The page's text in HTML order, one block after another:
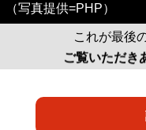
（写真提供=PHP）
これが最後
ご覧いただき